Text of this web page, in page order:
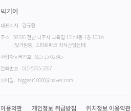
빅기어
대표이사. 김규환
주소. 58326 전남 나주시 교육길 13 d4동 1층 103호
(빛가람동, 스마트파크 지식산업센터)
사업자등록번호. 815-15-02345
전화번호. 010-5765-3767
이메일. biggear10000@naver.com
이용약관 개인정보 취급방침 위치정보 이용약관